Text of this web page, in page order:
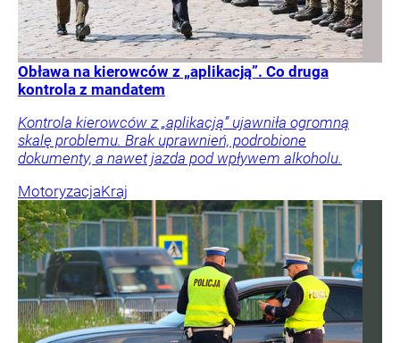
Obława na kierowców z „aplikacją”. Co druga
kontrola z mandatem
Kontrola kierowców z „aplikacją” ujawniła ogromną
skalę problemu. Brak uprawnień, podrobione
dokumenty, a nawet jazda pod wpływem alkoholu.
MotoryzacjaKraj